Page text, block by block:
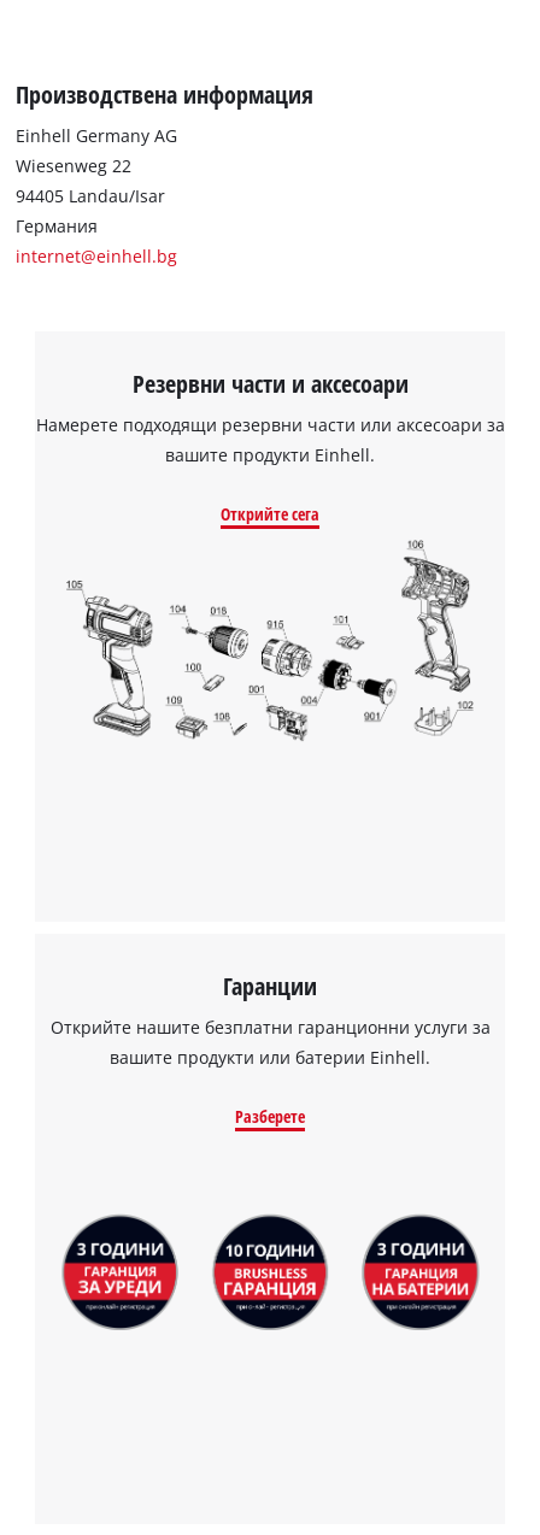
Производствена информация
Einhell Germany AG
Wiesenweg 22
94405 Landau/Isar
Германия
internet@einhell.bg
Резервни части и аксесоари
Намерете подходящи резервни части или аксесоари за
вашите продукти Einhell.
Открийте сега
Гаранции
Открийте нашите безплатни гаранционни услуги за
вашите продукти или батерии Einhell.
Разберете